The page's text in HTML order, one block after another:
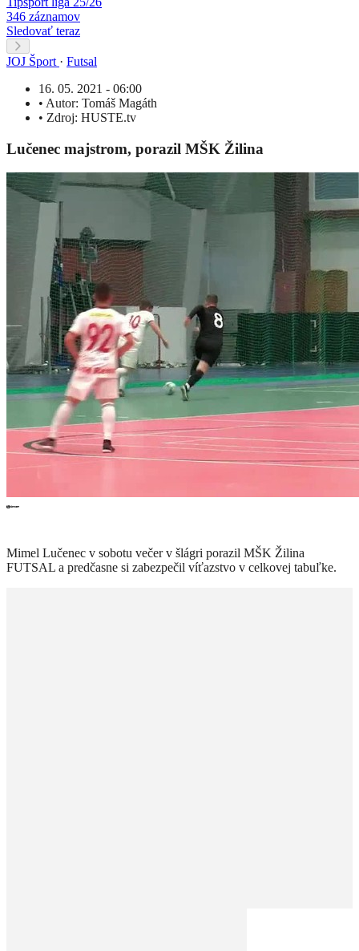
346 záznamov
Sledovať teraz
JOJ Šport · Futsal
16. 05. 2021 - 06:00
• Autor: Tomáš Magáth
• Zdroj: HUSTE.tv
Lučenec majstrom, porazil MŠK Žilina
Mimel Lučenec v sobotu večer v šlágri porazil MŠK Žilina
FUTSAL a predčasne si zabezpečil víťazstvo v celkovej tabuľke.